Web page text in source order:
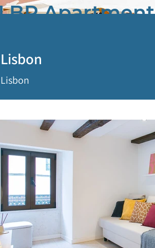
BR Apartment
Lisbon
Lisbon